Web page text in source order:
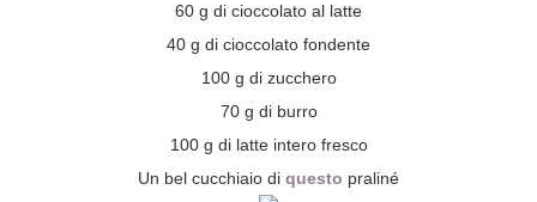
60 g di cioccolato al latte
40 g di cioccolato fondente
100 g di zucchero
70 g di burro
100 g di latte intero fresco
Un bel cucchiaio di questo praliné